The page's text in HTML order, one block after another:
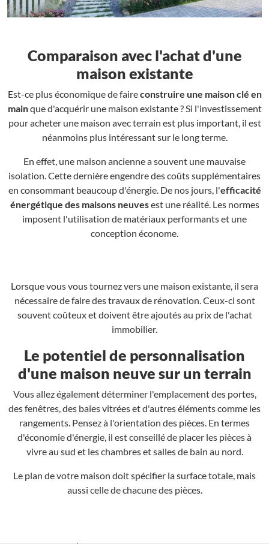
Comparaison avec l'achat d'une
maison existante
Est-ce plus économique de faireconstruire une maison clé en
mainque d'acquérir une maison existante ? Si l'investissement
pour acheter une maison avec terrain est plus important, il est
néanmoins plus intéressant sur le long terme.
En effet, une maison ancienne a souvent une mauvaise
isolation. Cette dernière engendre des coûts supplémentaires
en consommant beaucoup d'énergie. De nos jours, l'efficacité
énergétique des maisons neuvesest une réalité. Les normes
imposent l'utilisation de matériaux performants et une
conception économe.
Lorsque vous vous tournez vers une maison existante, il sera
nécessaire de faire des travaux de rénovation. Ceux-ci sont
souvent coûteux et doivent être ajoutés au prix de l'achat
immobilier.
Le potentiel de personnalisation
d'une maison neuve sur un terrain
Vous allez également déterminer l'emplacement des portes,
des fenêtres, des baies vitrées et d'autres éléments comme les
rangements. Pensez à l'orientation des pièces. En termes
d'économie d'énergie, il est conseillé de placer les pièces à
vivre au sud et les chambres et salles de bain au nord.
Le plan de votre maison doit spécifier la surface totale, mais
aussi celle de chacune des pièces.